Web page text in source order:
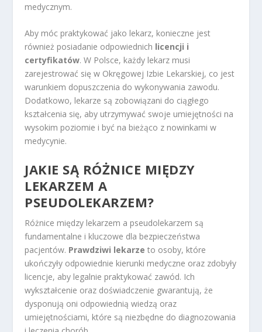
medycznym.
Aby móc praktykować jako lekarz, konieczne jest
również posiadanie odpowiednich licencji i
certyfikatów. W Polsce, każdy lekarz musi
zarejestrować się w Okręgowej Izbie Lekarskiej, co jest
warunkiem dopuszczenia do wykonywania zawodu.
Dodatkowo, lekarze są zobowiązani do ciągłego
kształcenia się, aby utrzymywać swoje umiejętności na
wysokim poziomie i być na bieżąco z nowinkami w
medycynie.
JAKIE SĄ RÓŻNICE MIĘDZY
LEKARZEM A
PSEUDOLEKARZEM?
Różnice między lekarzem a pseudolekarzem są
fundamentalne i kluczowe dla bezpieczeństwa
pacjentów. Prawdziwi lekarze to osoby, które
ukończyły odpowiednie kierunki medyczne oraz zdobyły
licencje, aby legalnie praktykować zawód. Ich
wykształcenie oraz doświadczenie gwarantują, że
dysponują oni odpowiednią wiedzą oraz
umiejętnościami, które są niezbędne do diagnozowania